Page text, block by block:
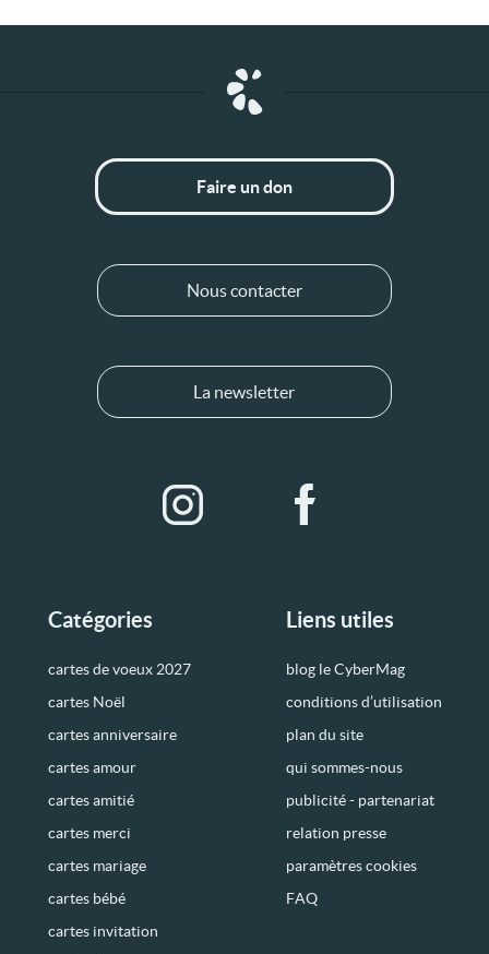
Catégories
cartes de voeux 2027
cartes Noël
cartes anniversaire
cartes amour
cartes amitié
cartes merci
cartes mariage
cartes bébé
cartes invitation
Liens utiles
blog le CyberMag
conditions d’utilisation
plan du site
qui sommes-nous
publicité - partenariat
relation presse
paramètres cookies
FAQ
Faire un don
Nous contacter
La newsletter